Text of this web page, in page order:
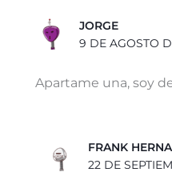
JORGE
9 DE AGOSTO
Apartame una, soy
FRANK
22 DE